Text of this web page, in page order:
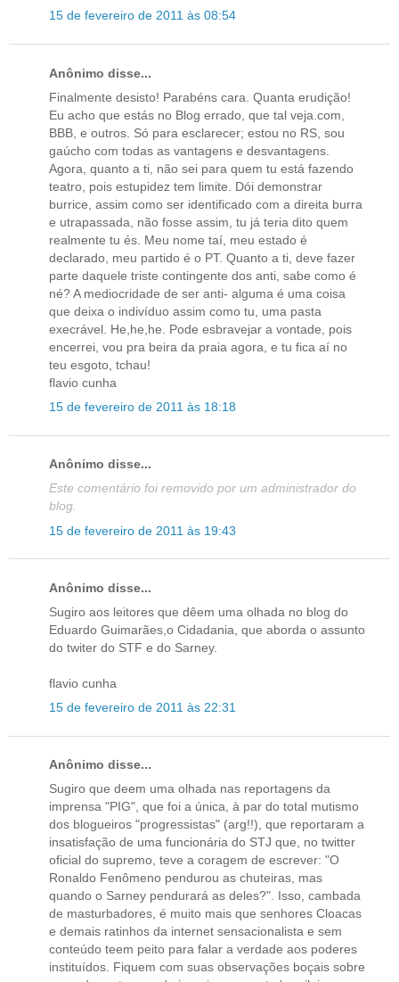
15 de fevereiro de 2011 às 08:54
Anônimo disse...
Finalmente desisto! Parabéns cara. Quanta erudição!
Eu acho que estás no Blog errado, que tal veja.com,
BBB, e outros. Só para esclarecer; estou no RS, sou
gaúcho com todas as vantagens e desvantagens.
Agora, quanto a ti, não sei para quem tu está fazendo
teatro, pois estupidez tem limite. Dói demonstrar
burrice, assim como ser identificado com a direita burra
e utrapassada, não fosse assim, tu já teria dito quem
realmente tu és. Meu nome taí, meu estado é
declarado, meu partido é o PT. Quanto a ti, deve fazer
parte daquele triste contingente dos anti, sabe como é
né? A mediocridade de ser anti- alguma é uma coisa
que deixa o indivíduo assim como tu, uma pasta
execrável. He,he,he. Pode esbravejar a vontade, pois
encerrei, vou pra beira da praia agora, e tu fica aí no
teu esgoto, tchau!
flavio cunha
15 de fevereiro de 2011 às 18:18
Anônimo disse...
Este comentário foi removido por um administrador do
blog.
15 de fevereiro de 2011 às 19:43
Anônimo disse...
Sugiro aos leitores que dêem uma olhada no blog do
Eduardo Guimarães,o Cidadania, que aborda o assunto
do twiter do STF e do Sarney.
flavio cunha
15 de fevereiro de 2011 às 22:31
Anônimo disse...
Sugiro que deem uma olhada nas reportagens da
imprensa "PIG", que foi a única, à par do total mutismo
dos blogueiros "progressistas" (arg!!), que reportaram a
insatisfação de uma funcionária do STJ que, no twitter
oficial do supremo, teve a coragem de escrever: "O
Ronaldo Fenômeno pendurou as chuteiras, mas
quando o Sarney pendurará as deles?". Isso, cambada
de masturbadores, é muito mais que senhores Cloacas
e demais ratinhos da internet sensacionalista e sem
conteúdo teem peito para falar a verdade aos poderes
instituídos. Fiquem com suas observações boçais sobre